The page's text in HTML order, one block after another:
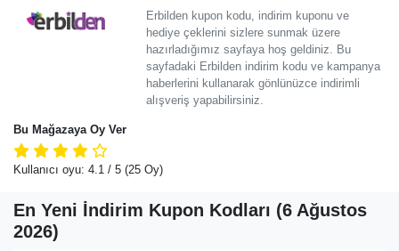
Bu Mağazaya Oy Ver
Kullanıcı oyu: 4.1 / 5 (25 Oy)
Erbilden kupon kodu, indirim kuponu ve
hediye çeklerini sizlere sunmak üzere
hazırladığımız sayfaya hoş geldiniz. Bu
sayfadaki Erbilden indirim kodu ve kampanya
haberlerini kullanarak gönlünüzce indirimli
alışveriş yapabilirsiniz.
En Yeni İndirim Kupon Kodları (6 Ağustos
2026)